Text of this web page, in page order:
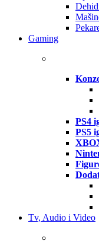
Gaming
PS4
PS5
Tv, Audio i Video